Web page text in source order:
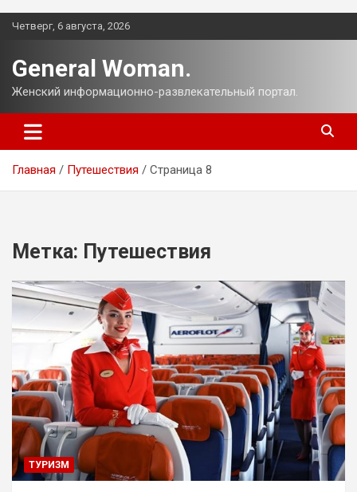
Перейти
Четверг, 6 августа, 2026
General Woman.
Женский информационно-развлекательный портал.
Главная Путешествия Страница 8
Метка: Путешествия
ТУРИЗМ